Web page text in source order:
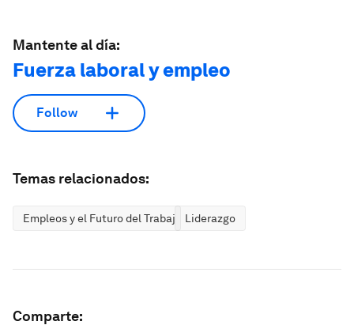
Mantente al día:
Fuerza laboral y empleo
Follow
Temas relacionados:
Empleos y el Futuro del Trabajo Liderazgo
Comparte: